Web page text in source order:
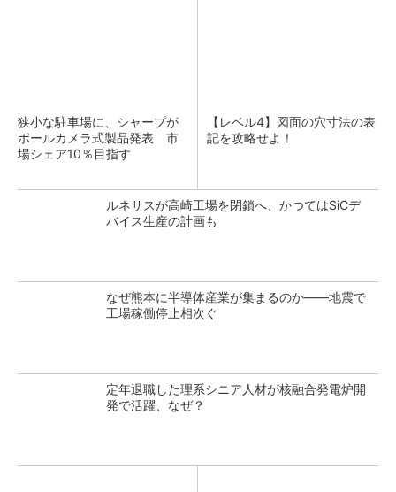
狭小な駐車場に、シャープが
ポールカメラ式製品発表 市
場シェア10％目指す
【レベル4】図面の穴寸法の表
記を攻略せよ！
ルネサスが高崎工場を閉鎖へ、かつてはSiCデ
バイス生産の計画も
なぜ熊本に半導体産業が集まるのか――地震で
工場稼働停止相次ぐ
定年退職した理系シニア人材が核融合発電炉開
発で活躍、なぜ？